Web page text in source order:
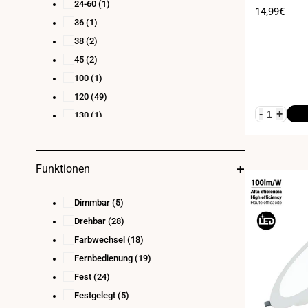
14,99€
- +
24-60 (1)
36 (1)
38 (2)
45 (2)
100 (1)
120 (49)
130 (1)
180 (1)
230
330 (1)
360 (9)
90° (2)
Funktionen
Dimmbar (5)
Drehbar (28)
Farbwechsel (18)
Fernbedienung (19)
Fest (24)
Festgelegt (5)